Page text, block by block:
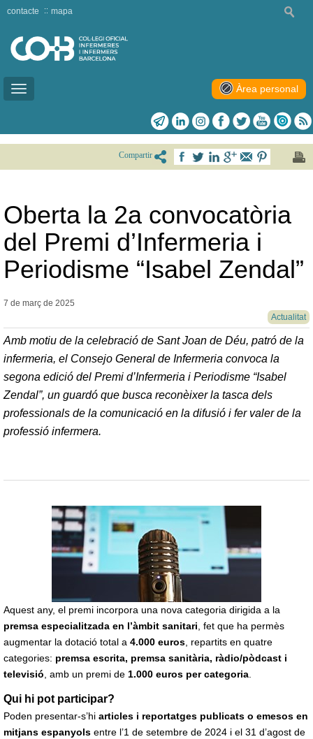
Toggle
contacte mapa
Àrea personal
Compartir
Oberta la 2a convocatòria
del Premi d’Infermeria i
Periodisme “Isabel Zendal”
7 de març de 2025
Actualitat
Amb motiu de la celebració de Sant Joan de Déu, patró de la
infermeria, el Consejo General de Infermeria convoca la
segona edició del Premi d’Infermeria i Periodisme “Isabel
Zendal”, un guardó que busca reconèixer la tasca dels
professionals de la comunicació en la difusió i fer valer de la
professió infermera.
Aquest any, el premi incorpora una nova categoria dirigida a la
premsa especialitzada en l’àmbit sanitari, fet que ha permès
augmentar la dotació total a 4.000 euros, repartits en quatre
categories: premsa escrita, premsa sanitària, ràdio/pòdcast i
televisió, amb un premi de 1.000 euros per categoria.
Qui hi pot participar?
Poden presentar-s’hi articles i reportatges publicats o emesos en
mitjans espanyols entre l’1 de setembre de 2024 i el 31 d’agost de